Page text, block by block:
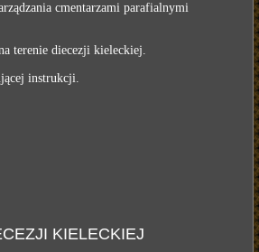
cmentarzami parafialnymi
terenie diecezji kieleckiej.
instrukcji.
KIELECKIEJ